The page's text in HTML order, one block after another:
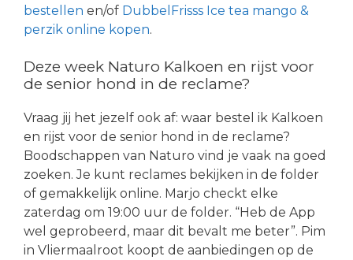
bestellen en/of DubbelFrisss Ice tea mango &
perzik online kopen.
Deze week Naturo Kalkoen en rijst voor
de senior hond in de reclame?
Vraag jij het jezelf ook af: waar bestel ik Kalkoen
en rijst voor de senior hond in de reclame?
Boodschappen van Naturo vind je vaak na goed
zoeken. Je kunt reclames bekijken in de folder
of gemakkelijk online. Marjo checkt elke
zaterdag om 19:00 uur de folder. “Heb de App
wel geprobeerd, maar dit bevalt me beter”. Pim
in Vliermaalroot koopt de aanbiedingen op de